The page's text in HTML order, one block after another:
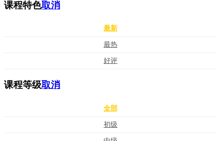
课程特色取消
最新
最热
好评
课程等级取消
全部
初级